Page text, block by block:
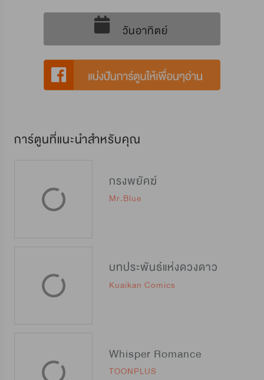
วันอาทิตย์
การ์ตูนที่แนะนำสำหรับคุณ
กรงพยัคฆ์
Mr.Blue
บทประพันธ์แห่งดวงดาว
Kuaikan Comics
Whisper Romance
TOONPLUS